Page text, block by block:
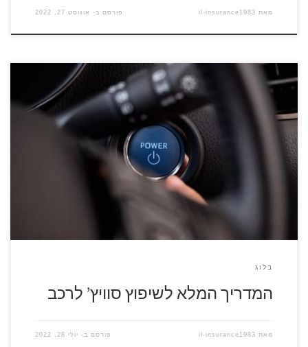
מאת il-insurance1983 פורסם ב- אוגוסט 27, 2022
להזמנת מנעולן התקשרו עכשיו 077-8047155 אין כמעט מי שלא
נזקק לשיפוץ סוויץ לרכב, בעיות בסוויץ’ יכולות לקרות הן במכוניות
ישנות והן במכוניות חדשות. יש סוגים שונים של בעיות בסוויץ’,
לעתים המפתח עלול להיתקע לעתים הוא אינו מצליח להסתובב
כשהמכנה המשותף הוא שאי אפשר להתניע את האוטו. אם אינכם
בלוג
המדריך המלא לשיפוץ סוויץ’ לרכב
מאת il-insurance1983 פורסם ב- יולי 28, 2022